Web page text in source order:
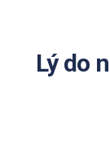
Lý do